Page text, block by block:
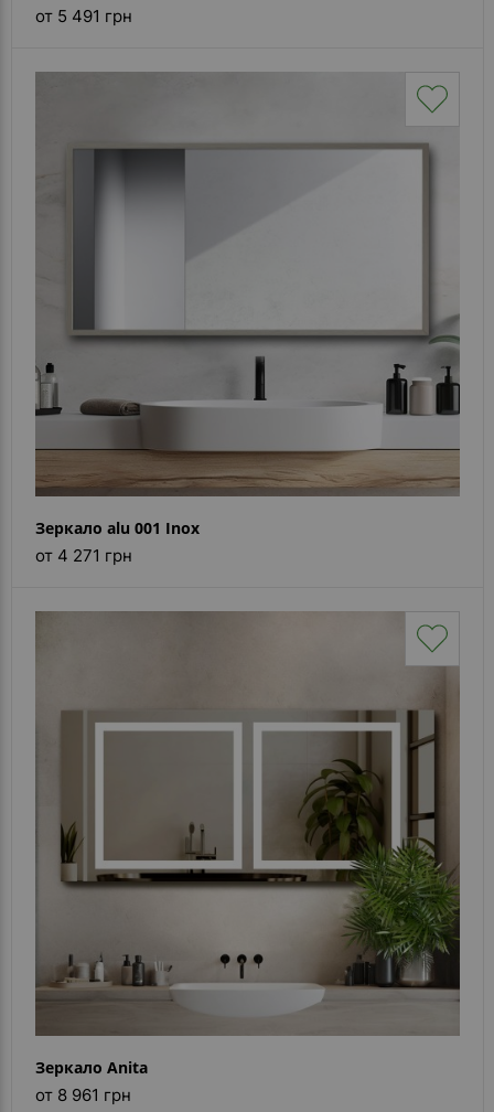
от 5 491 грн
Зеркало alu 001 Inox
от 4 271 грн
Зеркало Anita
от 8 961 грн